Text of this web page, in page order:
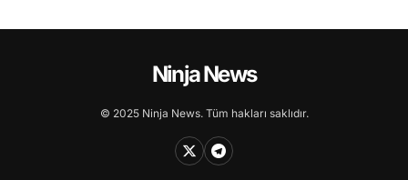
Ninja News
© 2025 Ninja News. Tüm hakları saklıdır.